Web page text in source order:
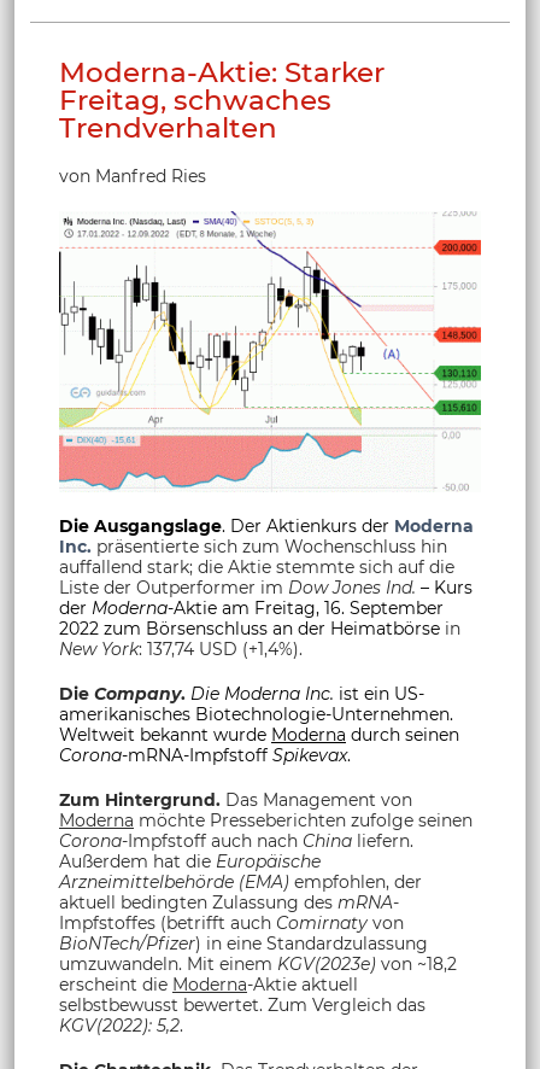
Moderna-Aktie: Starker
Freitag, schwaches
Trendverhalten
von Manfred Ries
Die Ausgangslage. Der Aktienkurs der Moderna
Inc. präsentierte sich zum Wochenschluss hin
auffallend stark; die Aktie stemmte sich auf die
Liste der Outperformer im Dow Jones Ind. – Kurs
der Moderna-Aktie am Freitag, 16. September
2022 zum Börsenschluss an der Heimatbörse in
New York: 137,74 USD (+1,4%).
Die Company. Die Moderna Inc. ist ein US-
amerikanisches Biotechnologie-Unternehmen.
Weltweit bekannt wurde Moderna durch seinen
Corona-mRNA-Impfstoff Spikevax.
Zum Hintergrund. Das Management von
Moderna möchte Presseberichten zufolge seinen
Corona-Impfstoff auch nach China liefern.
Außerdem hat die Europäische
Arzneimittelbehörde (EMA) empfohlen, der
aktuell bedingten Zulassung des mRNA-
Impfstoffes (betrifft auch Comirnaty von
BioNTech/Pfizer) in eine Standardzulassung
umzuwandeln. Mit einem KGV(2023e) von ~18,2
erscheint die Moderna-Aktie aktuell
selbstbewusst bewertet. Zum Vergleich das
KGV(2022): 5,2.